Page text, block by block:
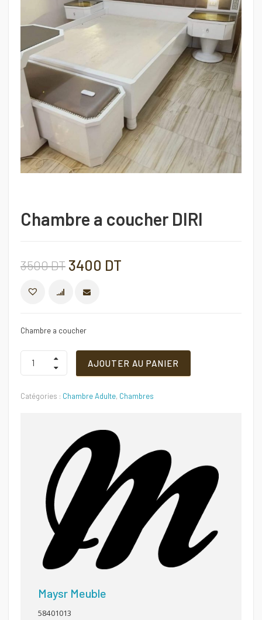
Chambre a coucher DIRI
3500DT Le
prix
était :
3500 DT.
3400 DT
est :
3400 DT.
COMPARER
Chambre a coucher
Chambre
coucher
Quantité
AJOUTER AU PANIER
Catégories : Chambre Adulte, Chambres
Maysr Meuble
58401013